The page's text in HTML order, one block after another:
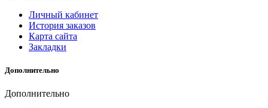
Личный кабинет
История заказов
Карта сайта
Закладки
Дополнительно
Дополнительно